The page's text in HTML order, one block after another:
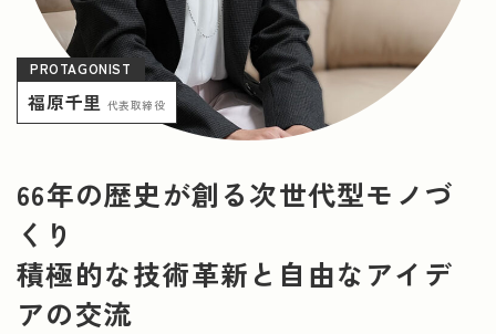
NEWS
66年の歴史が創る次世代型モノづ
くり
積極的な技術革新と自由なアイデ
アの交流
PROTAGONIST
福原千里 代表取締役